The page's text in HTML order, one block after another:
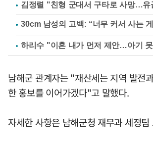
김정렬 "친형 군대서 구타로 사망…유
하리수 "이혼 내가 먼저 제안…아기
남해군 관계자는 "재산세는 지역 발전
한 홍보를 이어가겠다"고 말했다.
자세한 사항은 남해군청 재무과 세정